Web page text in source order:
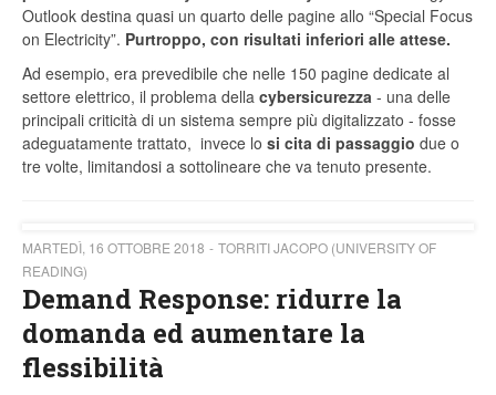
Outlook destina quasi un quarto delle pagine allo “Special Focus
on Electricity”. Purtroppo, con risultati inferiori alle attese.
Ad esempio, era prevedibile che nelle 150 pagine dedicate al
settore elettrico, il problema della cybersicurezza - una delle
principali criticità di un sistema sempre più digitalizzato - fosse
adeguatamente trattato, invece lo si cita di passaggio due o
tre volte, limitandosi a sottolineare che va tenuto presente.
MARTEDÌ, 16 OTTOBRE 2018
TORRITI JACOPO (UNIVERSITY OF
READING)
Demand Response: ridurre la
domanda ed aumentare la
flessibilità